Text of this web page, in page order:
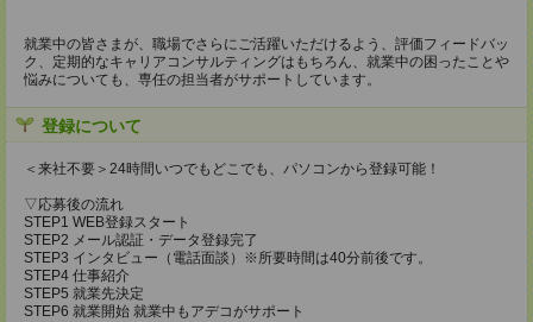
就業中の皆さまが、職場でさらにご活躍いただけるよう、評価フィードバッ
ク、定期的なキャリアコンサルティングはもちろん、就業中の困ったことや
悩みについても、専任の担当者がサポートしています。
登録について
＜来社不要＞24時間いつでもどこでも、パソコンから登録可能！
▽応募後の流れ
STEP1 WEB登録スタート
STEP2 メール認証・データ登録完了
STEP3 インタビュー（電話面談）※所要時間は40分前後です。
STEP4 仕事紹介
STEP5 就業先決定
STEP6 就業開始 就業中もアデコがサポート